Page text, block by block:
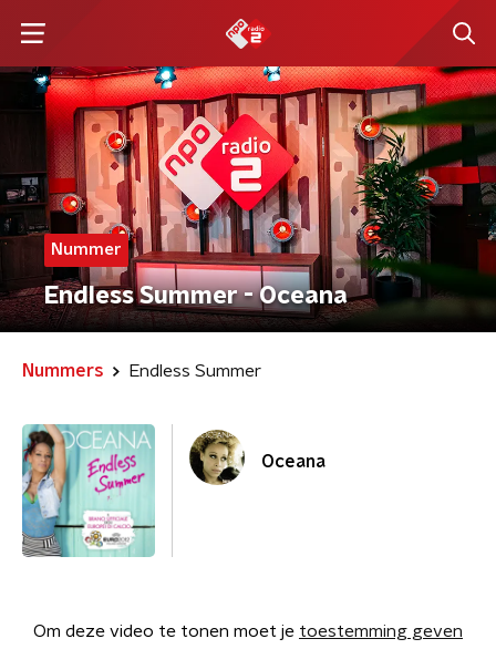
Nummer
Endless Summer - Oceana
Nummers Endless Summer
Oceana
Om deze video te tonen moet je toestemming geven